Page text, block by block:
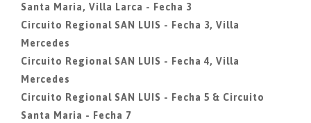
Santa Maria, Villa Larca - Fecha 3
Circuito Regional SAN LUIS - Fecha 3, Villa
Mercedes
Circuito Regional SAN LUIS - Fecha 4, Villa
Mercedes
Circuito Regional SAN LUIS - Fecha 5 & Circuito
Santa Maria - Fecha 7